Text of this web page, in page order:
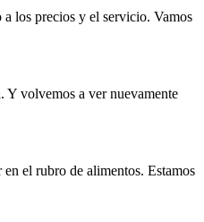
a los precios y el servicio. Vamos
Y volvemos a ver nuevamente
el rubro de alimentos. Estamos